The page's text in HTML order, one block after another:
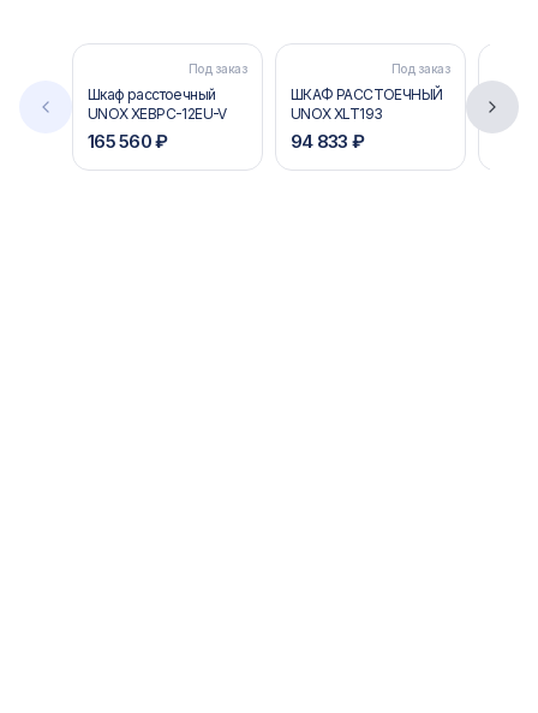
Под заказ
Шкаф расстоечный
UNOX XEBPC-12EU-V
165 560 ₽
Под заказ
ШКАФ РАССТОЕЧНЫЙ
UNOX XLT193
94 833 ₽
UNOX
159